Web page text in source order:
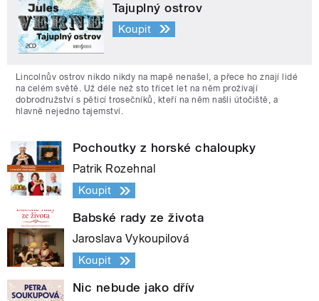
Tajuplný ostrov
Koupit
Lincolnův ostrov nikdo nikdy na mapě nenašel, a přece ho znají lidé
na celém světě. Už déle než sto třicet let na něm prožívají
dobrodružství s pěticí trosečníků, kteří na něm našli útočiště, a
hlavně nejedno tajemství.
Pochoutky z horské chaloupky
Patrik Rozehnal
Koupit
Babské rady ze života
Jaroslava Vykoupilová
Koupit
Nic nebude jako dřív